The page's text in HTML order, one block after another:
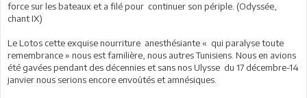
force sur les bateaux et a filé pour continuer son périple. (Odyssée,
chant IX)
Le Lotos cette exquise nourriture anesthésiante « qui paralyse toute
remembrance » nous est familière, nous autres Tunisiens. Nous en avions
été gavées pendant des décennies et sans nos Ulysse du 17 décembre-14
janvier nous serions encore envoûtés et amnésiques.